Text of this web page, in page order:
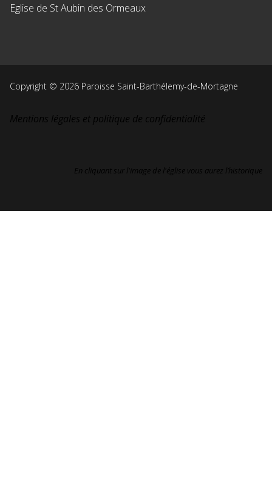
Eglise de St Aubin des Ormeaux
Copyright © 2026 Paroisse Saint-Barthélemy-de-Mortagne
Mentions légales et politique de confidentialité
En cliquant sur l'image de l'église vous aurez l’historique